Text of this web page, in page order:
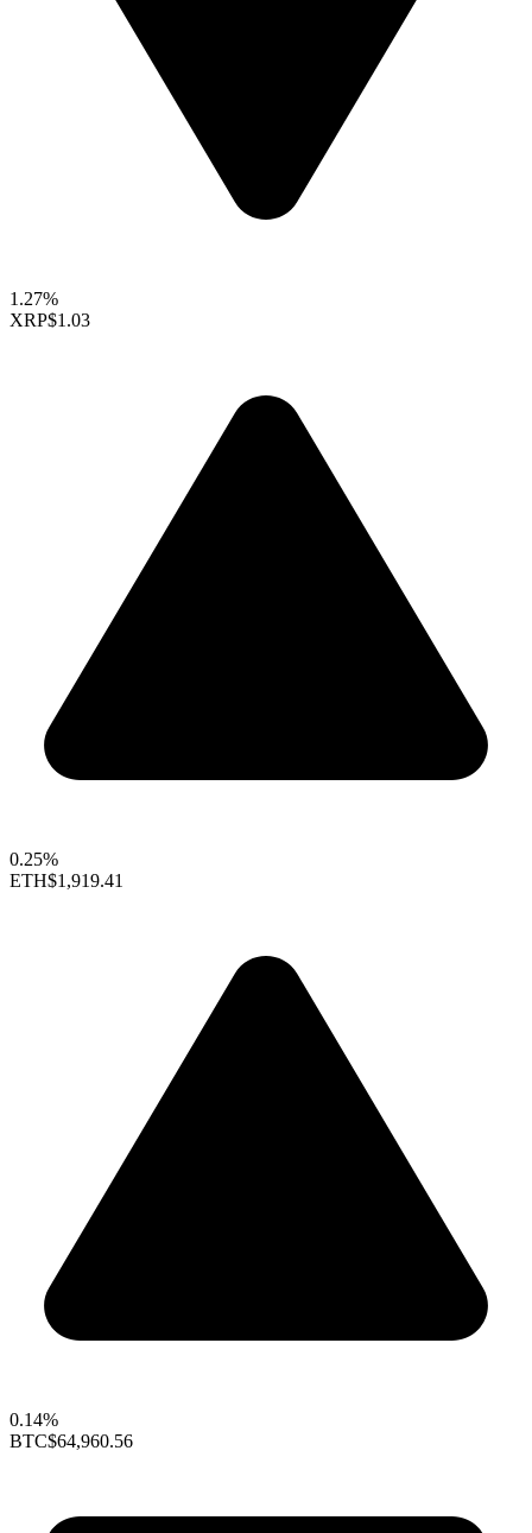
1.27%
XRP$1.03
0.25%
ETH$1,919.41
0.14%
BTC$64,960.56